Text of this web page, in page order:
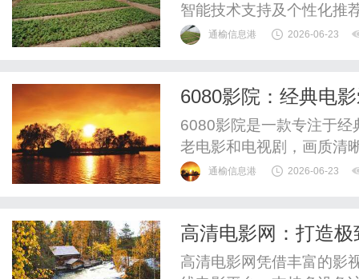
智能技术支持及个性化推
通榆信息港 2026-06-23
6080影院：经典电
6080影院是一款专注于
老电影和电视剧，画质清
通榆信息港 2026-06-23
高清电影网：打造
高清电影网凭借丰富的影